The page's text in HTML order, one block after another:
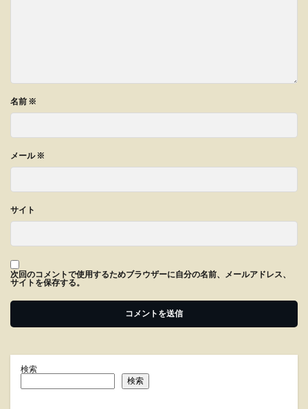
名前 ※
メール※
サイト
次回のコメントで使用するためブラウザーに自分の名前、メールアドレス、
サイトを保存する。
検索
検索